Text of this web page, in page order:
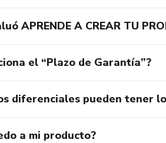
APRENDE A CREAR TU
el “Plazo de Garantía”?
diferenciales pueden tener
a mi producto?